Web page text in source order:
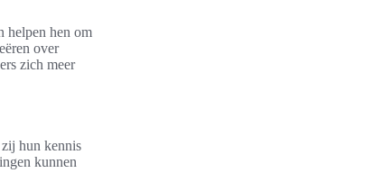
helpen hen om
over
zich meer
hun kennis
kunnen